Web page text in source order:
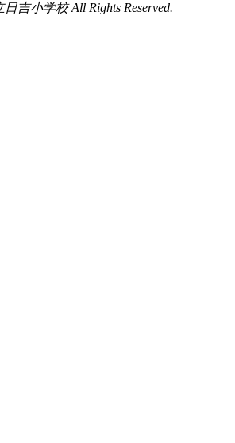
吉小学校 All Rights Reserved.